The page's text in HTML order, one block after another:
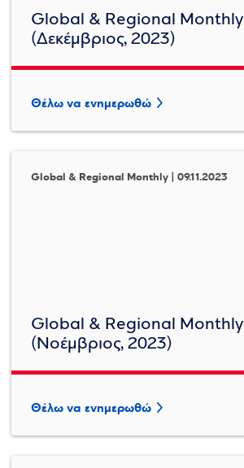
Global & Regional Monthly
(Δεκέμβριος, 2023)
Θέλω να ενημερωθώ
Global & Regional Monthly | 09.11.2023
Global & Regional Monthly
(Νοέμβριος, 2023)
Θέλω να ενημερωθώ